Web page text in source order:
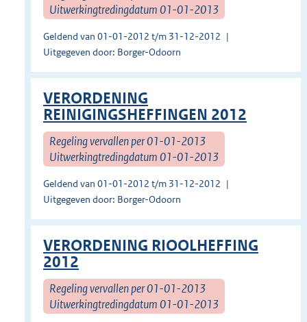
Uitwerkingtredingdatum 01-01-2013
Geldend van 01-01-2012 t/m 31-12-2012
Uitgegeven door: Borger-Odoorn
VERORDENING
REINIGINGSHEFFINGEN 2012
Regeling vervallen per 01-01-2013
Uitwerkingtredingdatum 01-01-2013
Geldend van 01-01-2012 t/m 31-12-2012
Uitgegeven door: Borger-Odoorn
VERORDENING RIOOLHEFFING
2012
Regeling vervallen per 01-01-2013
Uitwerkingtredingdatum 01-01-2013